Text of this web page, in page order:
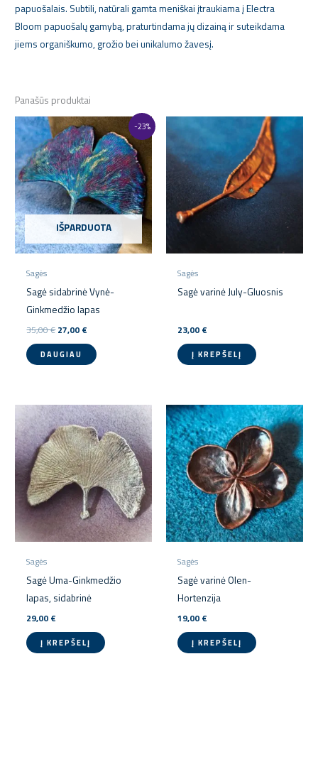
papuošalais. Subtili, natūrali gamta meniškai įtraukiama į Electra
Bloom papuošalų gamybą, praturtindama jų dizainą ir suteikdama
jiems organiškumo, grožio bei unikalumo žavesį.
Panašūs produktai
-23%
IŠPARDUOTA
Sagės
Sagė sidabrinė Vynė-
Ginkmedžio lapas
35,00€
Original
price
was:
35,00 €.
27,00 €
Current
price
is:
27,00 €.
DAUGIAU
Sagės
Sagė varinė July-Gluosnis
23,00 €
Į KREPŠELĮ
Sagės
Sagė Uma-Ginkmedžio
lapas, sidabrinė
29,00 €
Į KREPŠELĮ
Sagės
Sagė varinė Olen-
Hortenzija
19,00 €
Į KREPŠELĮ